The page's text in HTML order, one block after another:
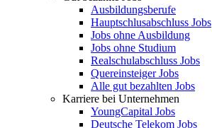
Ausbildungsberufe
Hauptschlusabschluss Jobs
Jobs ohne Ausbildung
Jobs ohne Studium
Realschulabschluss Jobs
Quereinsteiger Jobs
Alle gut bezahlten Jobs
Karriere bei Unternehmen
YoungCapital Jobs
Deutsche Telekom Jobs